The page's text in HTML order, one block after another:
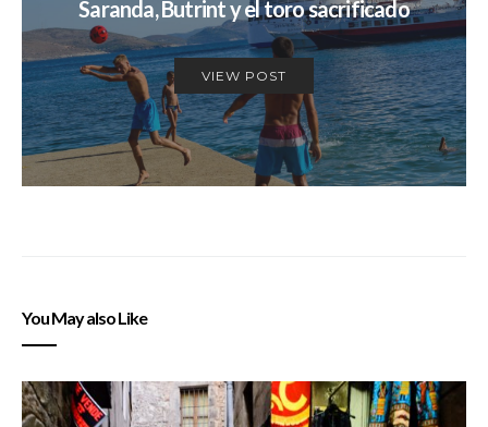
Saranda, Butrint y el toro sacrificado
VIEW POST
You May also Like